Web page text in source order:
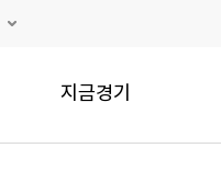
지금경기